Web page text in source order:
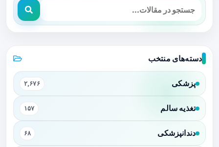
دسته‌های منتخب
پزشکی ۲,۶۷۶
تغذیه سالم ۱۵۷
دندانپزشکی ۶۸